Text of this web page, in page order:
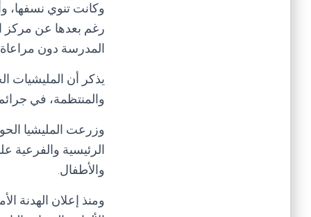
وكانت تنوي نسفها،
رغم بعدها عن مركز
المدرسة دون
يذكر أن المليشيات
والمنتظمة، في
وزرعت المليشيا
الرئيسية والفرعية
والأطفال.
ومنذ إعلان الهدنة